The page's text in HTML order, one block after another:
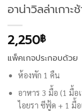
อาน่าวิลล่าเกาะ
2,250฿
แพ็คเกจประกอบด้วย
ห้องพัก 1 คืน
อาหาร 3 มื้อ (1 มื้
ไอยรา ซีฟู้ด + 1 มื้